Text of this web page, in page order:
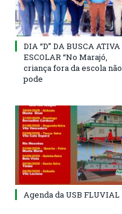
DIA “D” DA BUSCA ATIVA
ESCOLAR “No Marajó,
criança fora da escola não
pode
Agenda da USB FLUVIAL